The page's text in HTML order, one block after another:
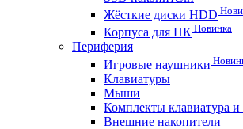
Жёсткие диски HDD
Корпуса для ПК Новинка
Периферия
Игровые наушники
Клавиатуры
Мыши
Комплекты клавиатура
Внешние накопители